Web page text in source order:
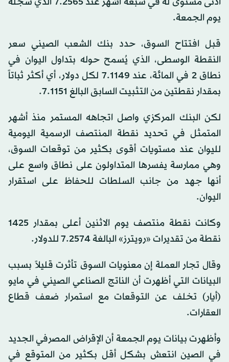
يوم الجمعة.
قبل افتتاح السوق، حدد بنك الشعب الصيني سعر
النقطة الوسطى، الذي يُسمح حوله بتداول اليوان في
نطاق 2 في المائة، عند 7.1149 لكل دولار، أي أكثر ثباتاً
بمقدار نقطتين من التثبيت السابق البالغ 7.1151.
لكن البنك المركزي واصل اتجاهه المستمر منذ أشهر
المتمثل في تحديد نقطة المنتصف الرسمية اليومية
لليوان عند مستويات أقوى بكثير من توقعات السوق،
وهي ممارسة يفسرها المتداولون على نطاق واسع على
أنها جهد من جانب السلطات للحفاظ على استقرار
اليوان.
وكانت نقطة منتصف يوم الاثنين أعلى بمقدار 1425
نقطة من تقديرات «رويترز» البالغة 7.2574 للدولار.
وقال تجار العملة إن معنويات السوق تأثرت قليلاً بسبب
البيانات التي أظهرت أن الناتج الصناعي الصيني في مايو
(أيار) تخلف عن التوقعات مع استمرار ضعف قطاع
العقارات.
وأظهرت بيانات يوم الجمعة أن الإقراض المصرفي الجديد
في الصين انتعش بشكل أقل بكثير من المتوقع في